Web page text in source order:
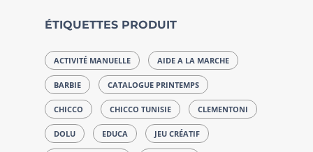
ÉTIQUETTES PRODUIT
ACTIVITÉ MANUELLE AIDE A LA MARCHE
BARBIE CATALOGUE PRINTEMPS
CHICCO CHICCO TUNISIE CLEMENTONI
DOLU EDUCA JEU CRÉATIF